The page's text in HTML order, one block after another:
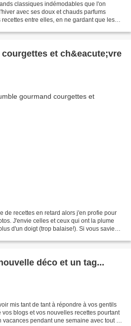
classiques indémodables que l'on
avec ses doux et chauds parfums
entre elles, en ne gardant que les
et ch&eacute;vre
de recettes en retard alors j'en profie pour
J'envie celles et ceux qui ont la plume
d'un doigt (trop balaise!). Si vous saviez
déco et un tag...
mis tant de tant à répondre à vos gentils
blogs et vos nouvelles recettes pourtant
pendant une semaine avec tout de